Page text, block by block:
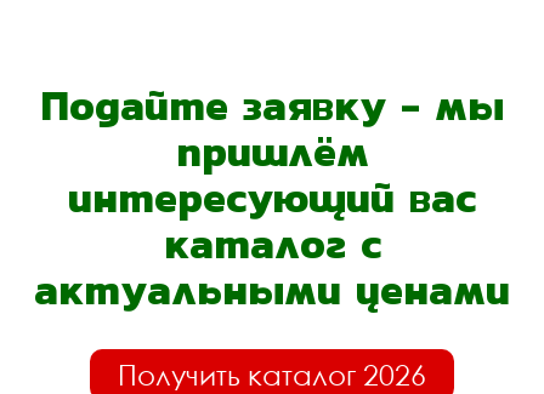
Подайте заявку - мы
пришлём
интересующий вас
каталог с
актуальными ценами
Получить каталог 2026